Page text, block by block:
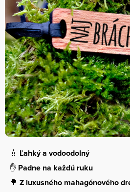
💧 Ľahký a vodoodolný
✋ Padne na každú ruku
🌳 Z luxusného mahagónového